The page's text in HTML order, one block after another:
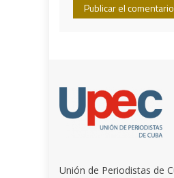
Unión de Periodistas de